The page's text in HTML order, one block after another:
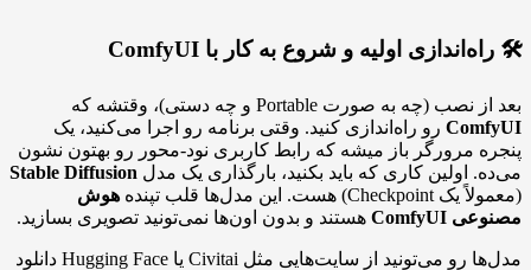
🛠️ راه‌اندازی اولیه و شروع به کار با ComfyUI
بعد از نصب (چه به صورت Portable و چه دستی)، وقتشه که
ComfyUI رو راه‌اندازی کنید. وقتی برنامه رو اجرا می‌کنید، یک
پنجره مرورگر باز میشه که رابط کاربری نود-محور رو بهتون نشون
می‌ده. اولین کاری که باید بکنید، بارگذاری یک مدل Stable Diffusion
(معمولاً یک Checkpoint) هست. این مدل‌ها قلب تپنده
هوش
مصنوعی ComfyUI
هستند و بدون اون‌ها نمی‌تونید تصویری بسازید.
مدل‌ها رو می‌تونید از سایت‌هایی مثل Civitai یا Hugging Face دانلود